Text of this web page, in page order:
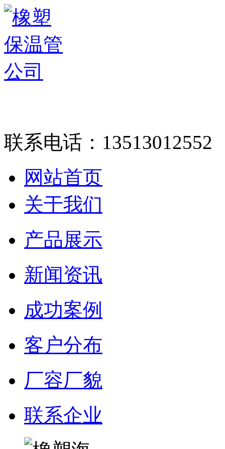
联系电话： 13513012552
网站首页
关于我们
产品展示
新闻资讯
成功案例
客户分布
厂容厂貌
联系企业